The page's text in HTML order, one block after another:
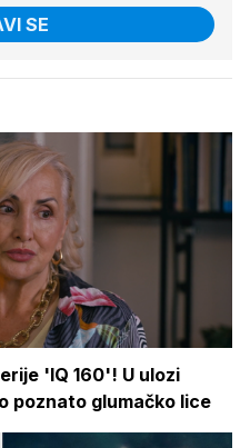
SE
'IQ 160'! U ulozi
poznato glumačko lice